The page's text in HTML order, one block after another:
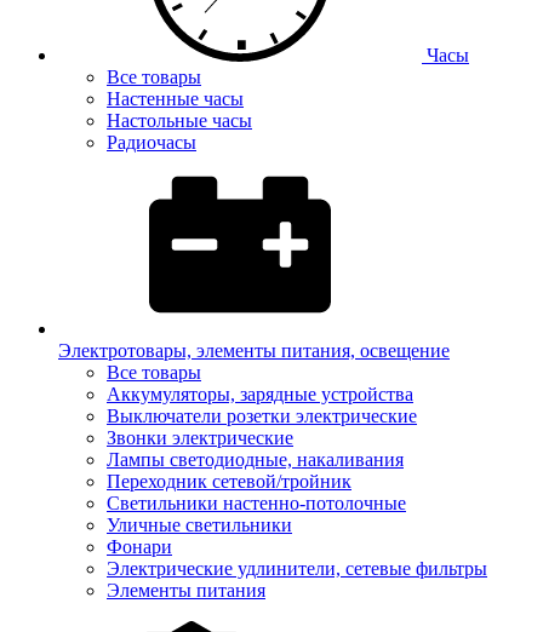
Часы
Все товары
Настенные часы
Настольные часы
Радиочасы
Электротовары, элементы питания, освещение
Все товары
Аккумуляторы, зарядные устройства
Выключатели розетки электрические
Звонки электрические
Лампы светодиодные, накаливания
Переходник сетевой/тройник
Светильники настенно-потолочные
Уличные светильники
Фонари
Электрические удлинители, сетевые фильтры
Элементы питания